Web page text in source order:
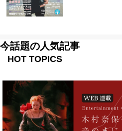
今話題の人気記事
HOT TOPICS